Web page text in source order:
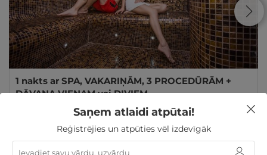
1 nakts ar SPA, VAKARIŅĀM, 3 PROCEDŪRĀM +
DĀVANA VIENAM vai DIVIEM
SPA Amber Palace
239€ GRIBU
Saņem atlaidi atpūtai!
Reģistrējies un atpūties vēl izdevīgāk